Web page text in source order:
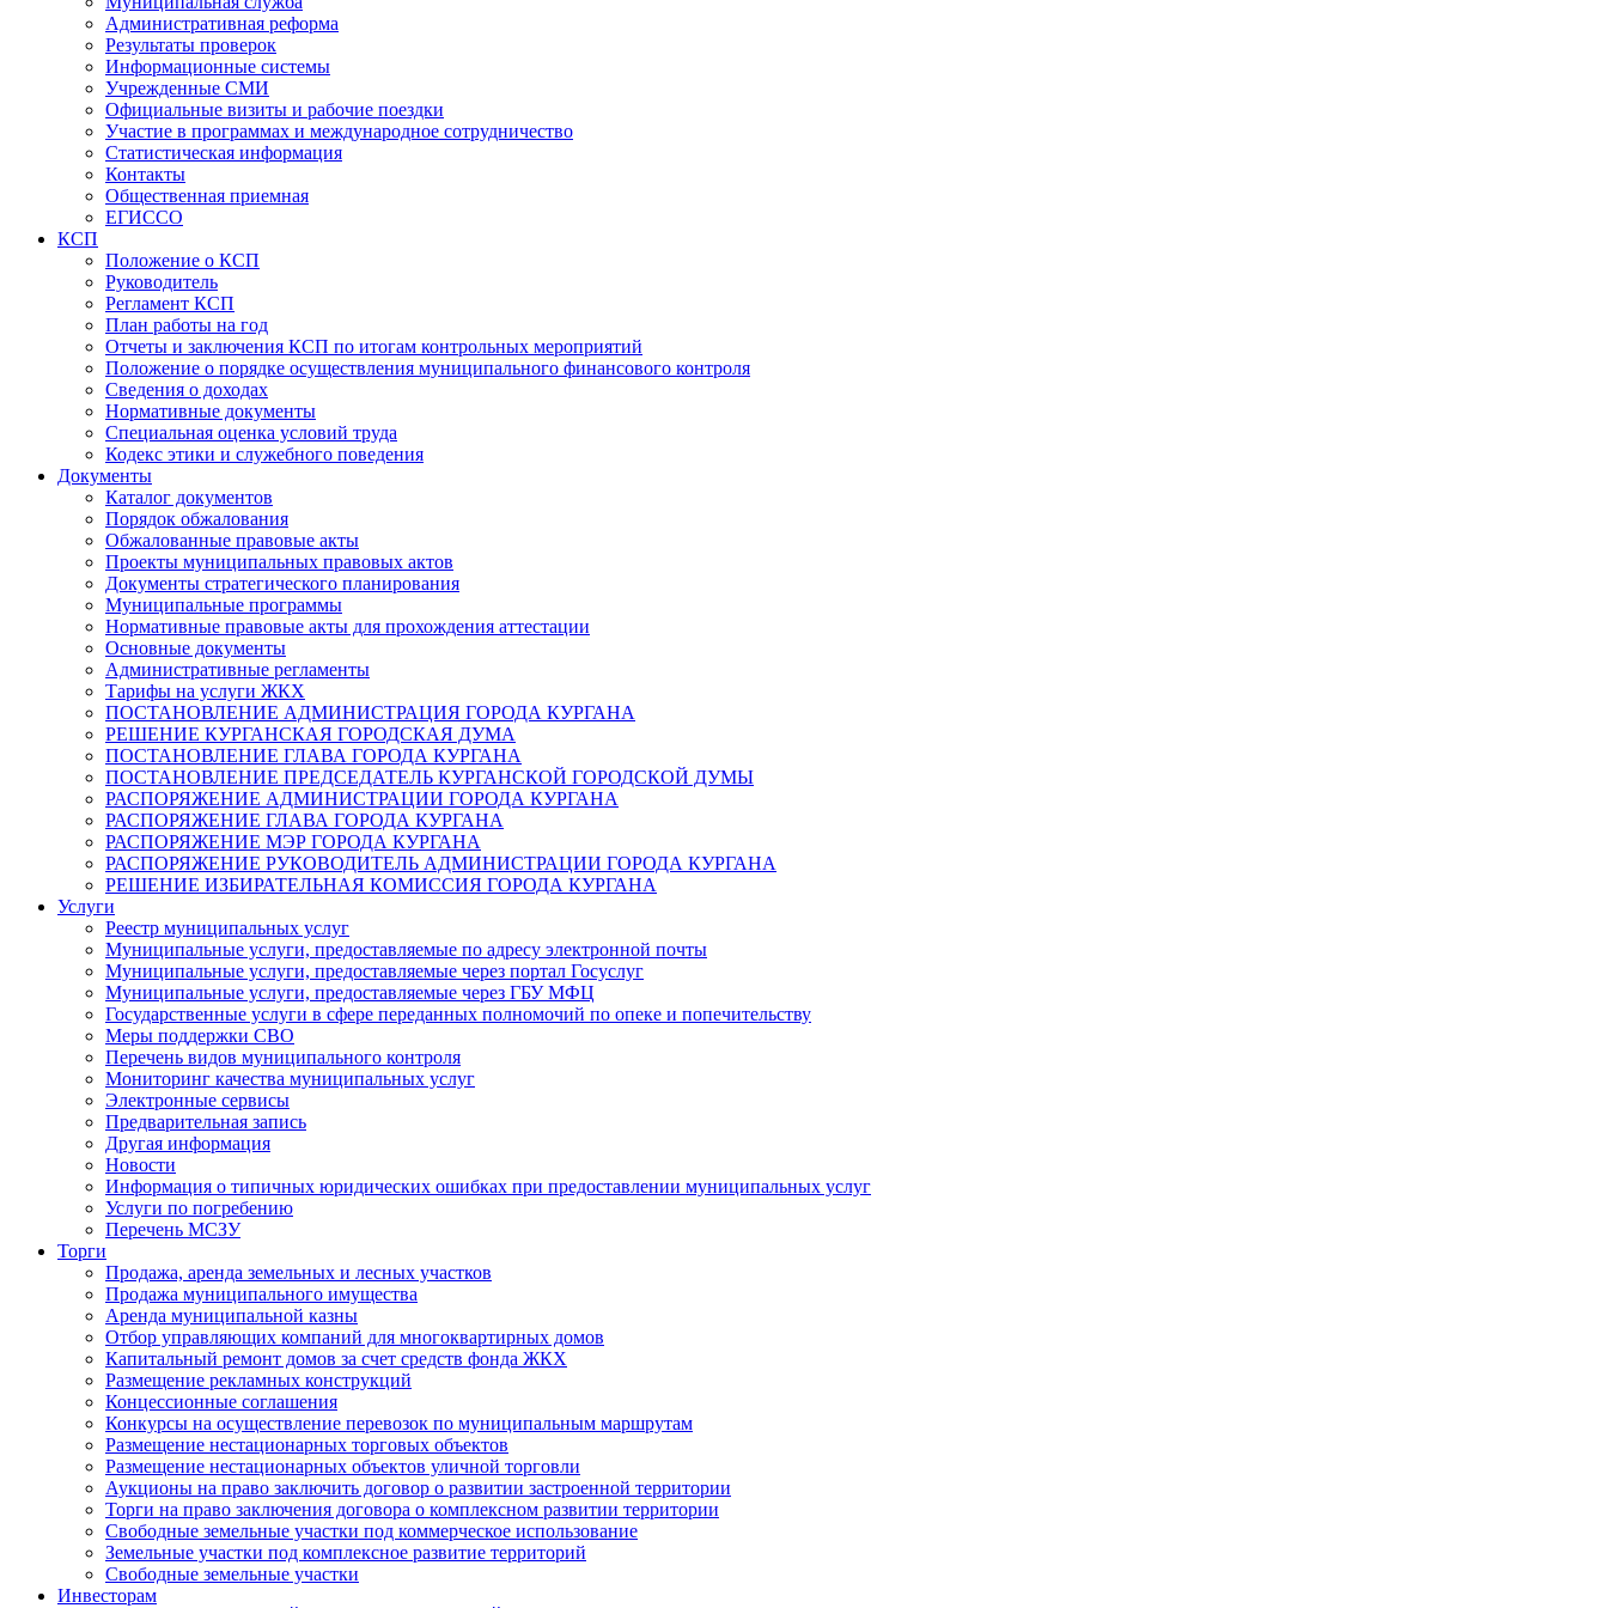
Административная реформа
Результаты проверок
Информационные системы
Учрежденные СМИ
Официальные визиты и рабочие поездки
Участие в программах и международное сотрудничество
Статистическая информация
Контакты
Общественная приемная
ЕГИССО
КСП
Положение о КСП
Руководитель
Регламент КСП
План работы на год
Отчеты и заключения КСП по итогам контрольных мероприятий
Положение о порядке осуществления муниципального финансового контроля
Сведения о доходах
Нормативные документы
Специальная оценка условий труда
Кодекс этики и служебного поведения
Документы
Каталог документов
Порядок обжалования
Обжалованные правовые акты
Проекты муниципальных правовых актов
Документы стратегического планирования
Муниципальные программы
Нормативные правовые акты для прохождения аттестации
Основные документы
Административные регламенты
Тарифы на услуги ЖКХ
ПОСТАНОВЛЕНИЕ АДМИНИСТРАЦИЯ ГОРОДА КУРГАНА
РЕШЕНИЕ КУРГАНСКАЯ ГОРОДСКАЯ ДУМА
ПОСТАНОВЛЕНИЕ ГЛАВА ГОРОДА КУРГАНА
ПОСТАНОВЛЕНИЕ ПРЕДСЕДАТЕЛЬ КУРГАНСКОЙ ГОРОДСКОЙ ДУМЫ
РАСПОРЯЖЕНИЕ АДМИНИСТРАЦИИ ГОРОДА КУРГАНА
РАСПОРЯЖЕНИЕ ГЛАВА ГОРОДА КУРГАНА
РАСПОРЯЖЕНИЕ МЭР ГОРОДА КУРГАНА
РАСПОРЯЖЕНИЕ РУКОВОДИТЕЛЬ АДМИНИСТРАЦИИ ГОРОДА КУРГАНА
РЕШЕНИЕ ИЗБИРАТЕЛЬНАЯ КОМИССИЯ ГОРОДА КУРГАНА
Услуги
Реестр муниципальных услуг
Муниципальные услуги, предоставляемые по адресу электронной почты
Муниципальные услуги, предоставляемые через портал Госуслуг
Муниципальные услуги, предоставляемые через ГБУ МФЦ
Государственные услуги в сфере переданных полномочий по опеке и попечительству
Меры поддержки СВО
Перечень видов муниципального контроля
Мониторинг качества муниципальных услуг
Электронные сервисы
Предварительная запись
Другая информация
Новости
Информация о типичных юридических ошибках при предоставлении муниципальных услуг
Услуги по погребению
Перечень МСЗУ
Торги
Продажа, аренда земельных и лесных участков
Продажа муниципального имущества
Аренда муниципальной казны
Отбор управляющих компаний для многоквартирных домов
Капитальный ремонт домов за счет средств фонда ЖКХ
Размещение рекламных конструкций
Концессионные соглашения
Конкурсы на осуществление перевозок по муниципальным маршрутам
Размещение нестационарных торговых объектов
Размещение нестационарных объектов уличной торговли
Аукционы на право заключить договор о развитии застроенной территории
Торги на право заключения договора о комплексном развитии территории
Свободные земельные участки под коммерческое использование
Земельные участки под комплексное развитие территорий
Свободные земельные участки
Инвесторам